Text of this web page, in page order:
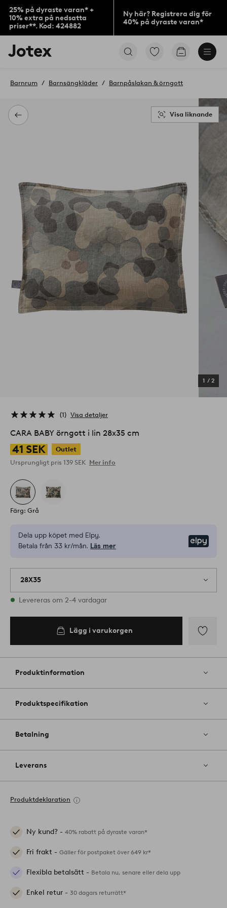
25% på dyraste varan* +
10% extra på nedsatta
priser**. Kod: 424882
Ny här? Registrera dig för
40% på dyraste varan*
Jotex
logotyp
till
Gå
produkter
Gå
Tillbaka
Barnrum Barnsängkläder Barnpåslakan & örngott
1 / 2
Visa liknande
1 Visa detaljer
CARA BABY örngott i lin 28x35 cm
41 SEK
Outlet
Ursprungligt pris 139 SEK Mer info
Färg: Grå
Dela upp köpet med Elpy.
Betala från 33 kr/mån. Läs mer
28X35
I lager
Levereras om 2-4 vardagar
Lägg i varukorgen
till
favoriter
Produktinformation
Produktspecifikation
Betalning
Leverans
Produktdeklaration
Ny kund? - 40% rabatt på dyraste varan*
Fri frakt - Gäller för postpaket över 649 kr*
Flexibla betalsätt - Betala nu, senare eller dela upp
Enkel retur - 30 dagars returrätt*